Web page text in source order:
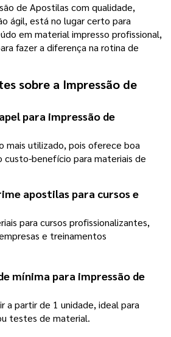
de Apostilas com qualidade,
ágil, está no lugar certo para
em material impresso profissional,
fazer a diferença na rotina de
sobre a Impressão de
para impressão de
mais utilizado, pois oferece boa
benefício para materiais de
apostilas para cursos e
para cursos profissionalizantes,
e treinamentos
mínima para impressão de
a partir de 1 unidade, ideal para
testes de material.